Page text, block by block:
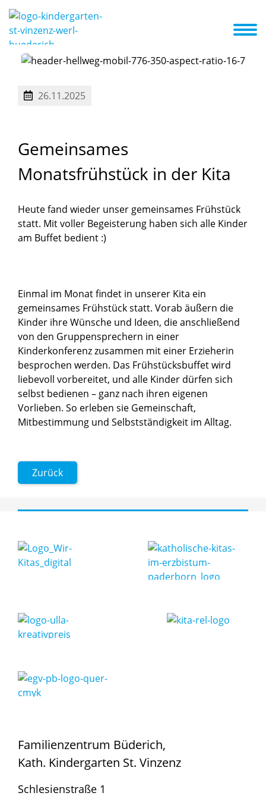
Anmeldung
26.11.2025
Gemeinsames
Monatsfrühstück in der Kita
Heute fand wieder unser gemeinsames Frühstück
statt. Mit voller Begeisterung haben sich alle Kinder
am Buffet bedient :)
Einmal im Monat findet in unserer Kita ein
gemeinsames Frühstück statt. Vorab äußern die
Kinder ihre Wünsche und Ideen, die anschließend
von den Gruppensprechern in einer
Kinderkonferenz zusammen mit einer Erzieherin
besprochen werden. Das Frühstücksbuffet wird
liebevoll vorbereitet, und alle Kinder dürfen sich
selbst bedienen – ganz nach ihren eigenen
Vorlieben. So erleben sie Gemeinschaft,
Mitbestimmung und Selbstständigkeit im Alltag.
Zurück
Familienzentrum Büderich,
Kath. Kindergarten St. Vinzenz
Schlesienstraße 1